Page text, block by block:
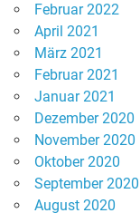
Februar 2022
April 2021
März 2021
Februar 2021
Januar 2021
Dezember 2020
November 2020
Oktober 2020
September 2020
August 2020